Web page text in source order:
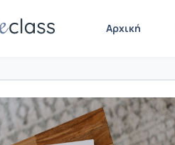
Αρχική
Προβολή